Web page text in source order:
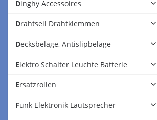
Dinghy Accessoires
Drahtseil Drahtklemmen
Decksbeläge, Antislipbeläge
Elektro Schalter Leuchte Batterie
Ersatzrollen
Funk Elektronik Lautsprecher